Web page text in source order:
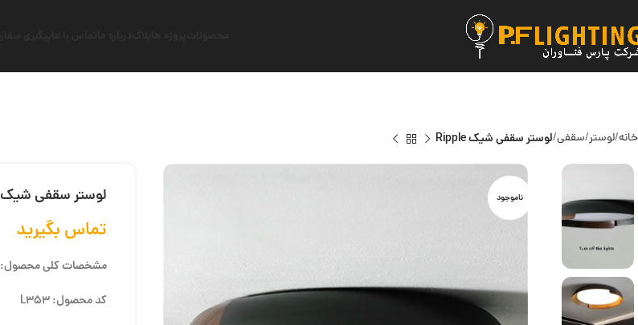
خانه لوستر سقفی لوستر سقفی شیک Ripple
ناموجود لوستر سقفی شیک Ripple
تماس بگیرید
مشخصات کلی محصول:
کد محصول: L353